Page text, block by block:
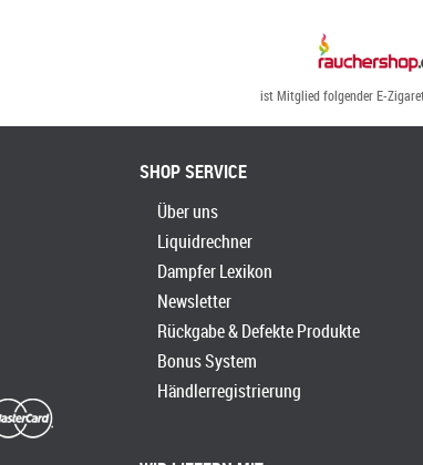
ist Mitglied folgender E-
SHOP SERVICE
Über uns
Liquidrechner
Dampfer Lexikon
Newsletter
Rückgabe & Defekte Produkte
Bonus System
Händlerregistrierung